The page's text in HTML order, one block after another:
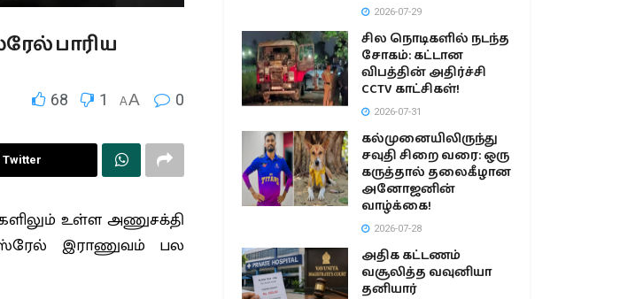
பாரிய
68 1 AA 0
Twitter
உள்ள அணுசக்தி
இராணுவம் பல
2026-07-29
சில நொடிகளில் நடந்த
சோகம்: கட்டான
விபத்தின் அதிர்ச்சி
CCTV காட்சிகள்!
2026-07-31
கல்முனையிலிருந்து
சவுதி சிறை வரை: ஒரு
கருத்தால் தலைகீழான
அனோஜனின்
வாழ்க்கை!
2026-07-28
அதிக கட்டணம்
வசூலித்த வவுனியா
தனியார்